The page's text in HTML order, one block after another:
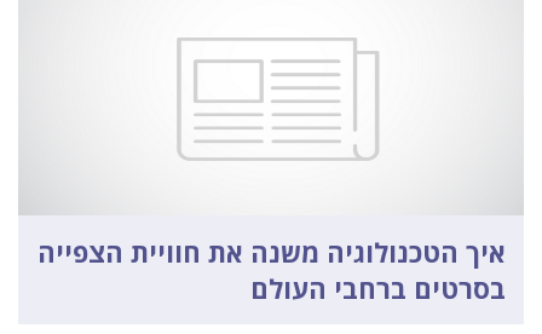
איך הטכנולוגיה משנה את חוויית הצפייה
בסרטים ברחבי העולם